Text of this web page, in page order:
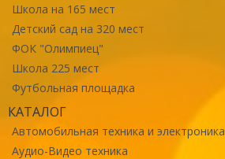
Школа на 165 мест
Детский сад на 320 мест
ФОК "Олимпиец"
Школа 225 мест
Футбольная площадка
КАТАЛОГ
Автомобильная техника и электроника
Аудио-Видео техника